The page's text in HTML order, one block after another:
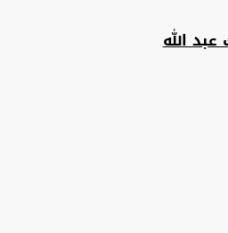
الله